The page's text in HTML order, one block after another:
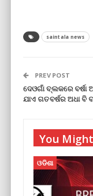
saintala news
PREV POST
ଦେଓଗାଁ ବ୍ଲକରେ
ଯାଏ ଗତବର୍ଷର ଅଧା ବି
You
ଓଡିଶା